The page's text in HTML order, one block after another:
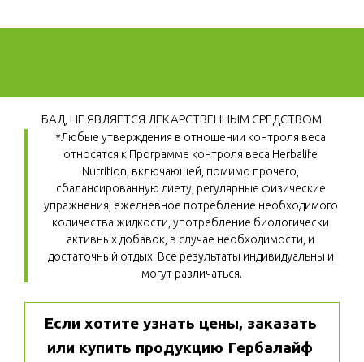
БАД, НЕ ЯВЛЯЕТСЯ ЛЕКАРСТВЕННЫМ СРЕДСТВОМ
*Любые утверждения в отношении контроля веса
относятся к Программе контроля веса Herbalife
Nutrition, включающей, помимо прочего,
сбалансированную диету, регулярные физические
упражнения, ежедневное потребление необходимого
количества жидкости, употребление биологически
активных добавок, в случае необходимости, и
достаточный отдых. Все результаты индивидуальны и
могут различаться.
Если хотите узнать цены, заказать
или купить продукцию Гербалайф